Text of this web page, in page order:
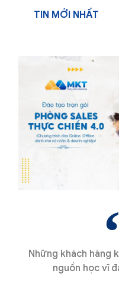
TIN MỚI NHẤT
Những khách hàng
nguồn học vĩ